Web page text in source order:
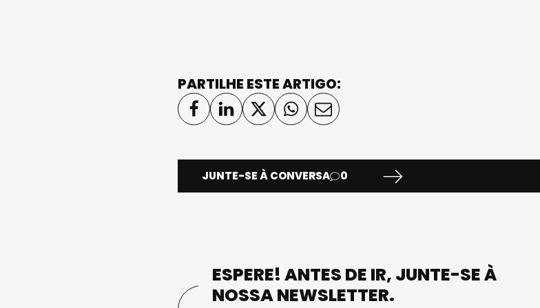
PARTILHE ESTE ARTIGO:
JUNTE-SE À CONVERSA 0
ESPERE! ANTES DE IR, JUNTE-SE À
NOSSA NEWSLETTER.